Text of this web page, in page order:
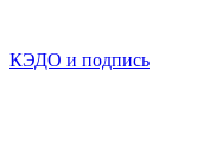
КЭДО и подпись